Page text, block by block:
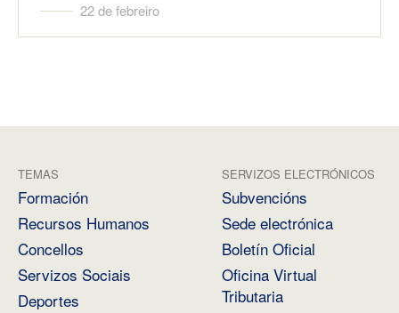
22 de febreiro
TEMAS
Formación
Recursos Humanos
Concellos
Servizos Sociais
Deportes
SERVIZOS ELECTRÓNICOS
Subvencións
Sede electrónica
Boletín Oficial
Oficina Virtual
Tributaria